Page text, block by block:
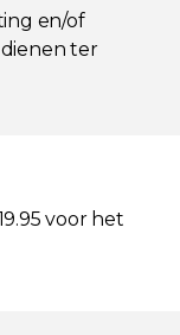
en/of
dienen ter
voor het